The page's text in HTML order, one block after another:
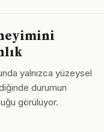
yalnızca yüzeysel
durumun
görülüyor.